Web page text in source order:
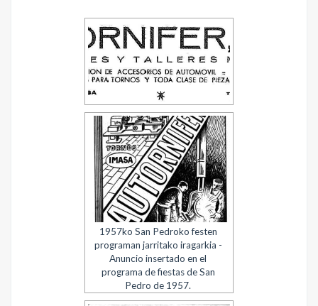
1957ko San Pedroko festen
programan jarritako iragarkia -
Anuncio insertado en el
programa de fiestas de San
Pedro de 1957.